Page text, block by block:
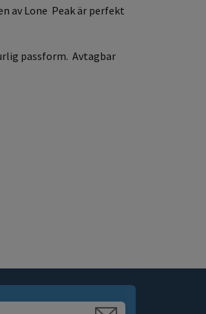
av Lone Peak är perfekt
passform. Avtagbar